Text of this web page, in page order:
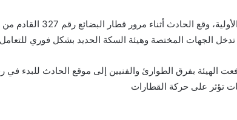
وبحسب
الجهات المختصة وهيئة السكة الحديد بشكل فوري
الهيئة بفرق الطوارئ والفنيين إلى موقع الحادث للبدء في
تؤثر على حركة القطارات